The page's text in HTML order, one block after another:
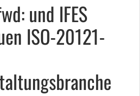
und IFES
ISO-20121-